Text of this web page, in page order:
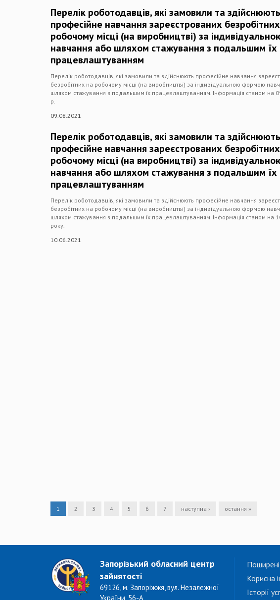
Перелік роботодавців, які замовили та здійснюють
професійне навчання зареєстрованих
робочому місці (на виробництві) за
навчання або шляхом стажування з подальшим їх
працевлаштуванням
Перелік роботодавців, які замовили та здійснюють професійне навчання
безробітних на робочому місці (на виробництві) за індивідуальною формою
шляхом стажування з подальшим їх працевлаштуванням. Інформація станом на
р.
09.08.2021
Перелік роботодавців, які замовили та здійснюють
професійне навчання зареєстрованих
робочому місці (на виробництві) за
навчання або шляхом стажування з подальшим їх
працевлаштуванням
Перелік роботодавців, які замовили та здійснюють професійне навчання
безробітних на робочому місці (на виробництві) за індивідуальною формою
шляхом стажування з подальшим їх працевлаштуванням. Інформація станом на
року.
10.06.2021
1 2 3 4 5 6 7 наступна › остання »
Запорізький обласний центр
зайнятості
69126, м. Запоріжжя, вул. Незалежної
України, 56-А
Корисна
Історії